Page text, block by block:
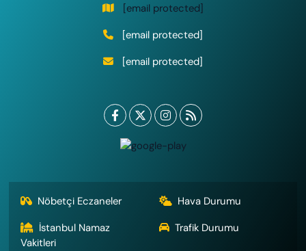
[email protected]
[email protected]
[email protected]
Nöbetçi Eczaneler
Hava Durumu
İstanbul Namaz
Vakitleri
Trafik Durumu